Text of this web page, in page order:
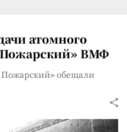
атомного
Пожарский» ВМФ
обещали